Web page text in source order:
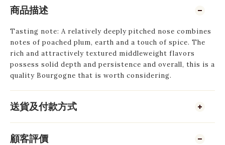
商品描述
Tasting note: A relatively deeply pitched nose combines
notes of poached plum, earth and a touch of spice. The
rich and attractively textured middleweight flavors
possess solid depth and persistence and overall, this is a
quality Bourgogne that is worth considering.
送貨及付款方式
顧客評價